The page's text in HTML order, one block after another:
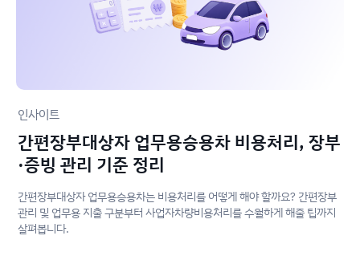
인사이트
간편장부대상자 업무용승용차 비용처리, 장부
·증빙 관리 기준 정리
간편장부대상자 업무용승용차는 비용처리를 어떻게 해야 할까요? 간편장부
관리 및 업무용 지출 구분부터 사업자차량비용처리를 수월하게 해줄 팁까지
살펴봅니다.